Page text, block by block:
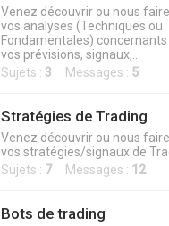
Venez découvrir ou nous
vos analyses (Techniques ou
Fondamentales)
vos prévisions, signaux,...
Sujets : 3 Messages : 5
Stratégies de Trading
Venez découvrir ou nous
vos stratégies/signaux de
Sujets : 7Messages : 12
Bots de trading